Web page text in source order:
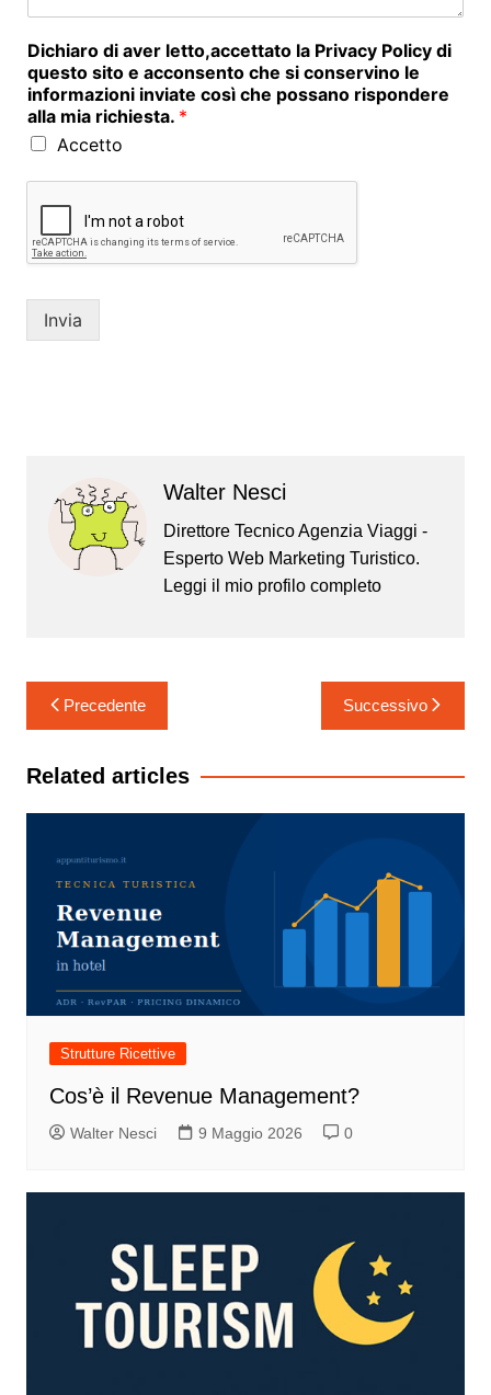
Dichiaro di aver letto,accettato la Privacy Policy di
questo sito e acconsento che si conservino le
informazioni inviate così che possano rispondere
alla mia richiesta. *
Accetto
Invia
Walter Nesci
Direttore Tecnico Agenzia Viaggi -
Esperto Web Marketing Turistico.
Leggi il mio profilo completo
Navigazione
articoli
Precedente Successivo
Related articles
Strutture Ricettive
Cos’è il Revenue Management?
Walter Nesci 9 Maggio 2026 0